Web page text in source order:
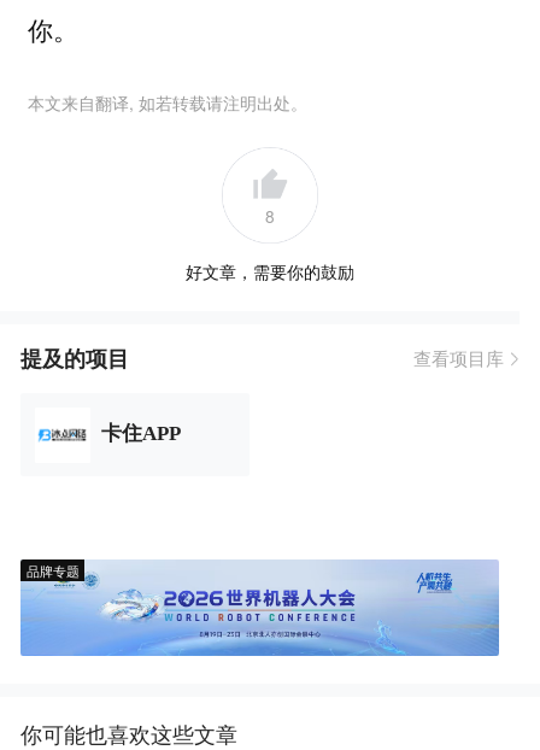
你。
本文来自翻译, 如若转载请注明出处。
8
好文章，需要你的鼓励
提及的项目 查看项目库
卡住APP
品牌专题
你可能也喜欢这些文章